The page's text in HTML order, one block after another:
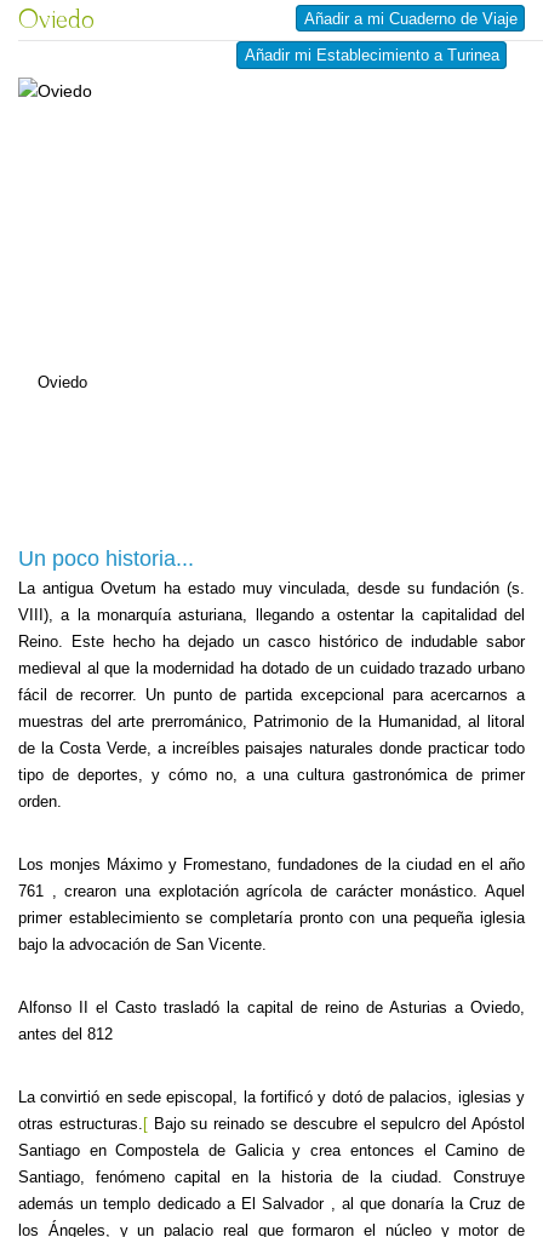
Añadir a mi Cuaderno de Viaje
Añadir mi Establecimiento a Turinea
Oviedo
Oviedo
Un poco historia...
La antigua Ovetum ha estado muy vinculada, desde su fundación (s.
VIII), a la monarquía asturiana, llegando a ostentar la capitalidad del
Reino. Este hecho ha dejado un casco histórico de indudable sabor
medieval al que la modernidad ha dotado de un cuidado trazado urbano
fácil de recorrer. Un punto de partida excepcional para acercarnos a
muestras del arte prerrománico, Patrimonio de la Humanidad, al litoral
de la Costa Verde, a increíbles paisajes naturales donde practicar todo
tipo de deportes, y cómo no, a una cultura gastronómica de primer
orden.
Los monjes Máximo y Fromestano, fundadones de la ciudad en el año
761 , crearon una explotación agrícola de carácter monástico. Aquel
primer establecimiento se completaría pronto con una pequeña iglesia
bajo la advocación de San Vicente.
Alfonso II el Casto trasladó la capital de reino de Asturias a Oviedo,
antes del 812
La convirtió en sede episcopal, la fortificó y dotó de palacios, iglesias y
otras estructuras. [Bajo su reinado se descubre el sepulcro del Apóstol
Santiago en Compostela de Galicia y crea entonces el Camino de
Santiago, fenómeno capital en la historia de la ciudad. Construye
además un templo dedicado a El Salvador , al que donaría la Cruz de
los Ángeles, y un palacio real que formaron el núcleo y motor de